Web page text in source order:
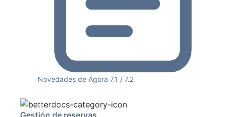
Novedades de Ágora 7.1 / 7.2